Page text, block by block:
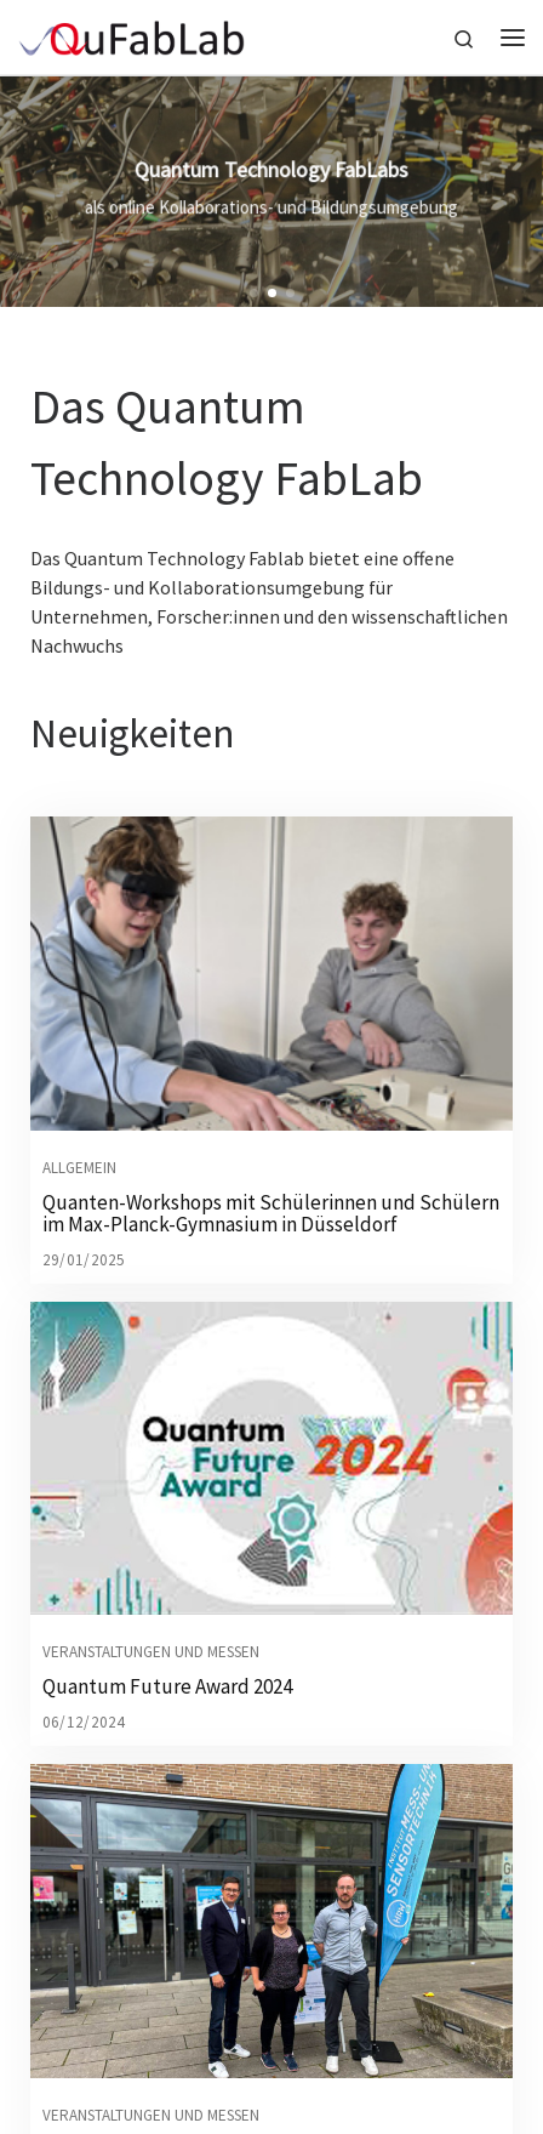
Zum Inhalt springen
Search
Quantum Technology FabLabs
als online Kollaborations- und Bildungsumgebung
Das Quantum
Technology FabLab
Das Quantum Technology Fablab bietet eine offene
Bildungs- und Kollaborationsumgebung für
Unternehmen, Forscher:innen und den wissenschaftlichen
Nachwuchs
Neuigkeiten
ALLGEMEIN
Quanten-Workshops mit Schülerinnen und Schülern
im Max-Planck-Gymnasium in Düsseldorf
29/01/2025
VERANSTALTUNGEN UND MESSEN
Quantum Future Award 2024
06/12/2024
VERANSTALTUNGEN UND MESSEN